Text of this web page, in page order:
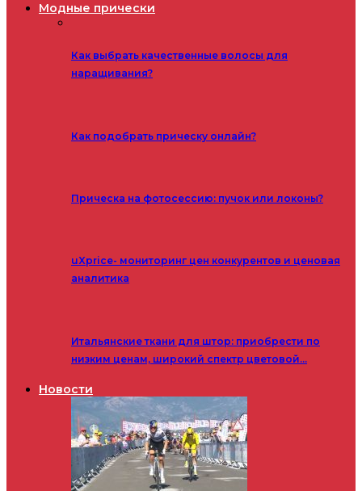
Модные прически
Как выбрать качественные волосы для
наращивания?
Как подобрать прическу онлайн?
Прическа на фотосессию: пучок или локоны?
uXprice- мониторинг цен конкурентов и ценовая
аналитика
Итальянские ткани для штор: приобрести по
низким ценам, широкий спектр цветовой…
Новости